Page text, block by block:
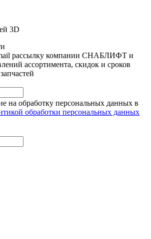
3D
рассылку компании СНАБЛИФТ и
ассортимента, скидок и сроков
на обработку персональных данных в
обработки персональных данных